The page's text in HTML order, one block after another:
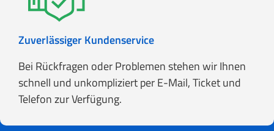
Zuverlässiger Kundenservice
Bei Rückfragen oder Problemen stehen wir Ihnen
schnell und unkompliziert per E-Mail, Ticket und
Telefon zur Verfügung.